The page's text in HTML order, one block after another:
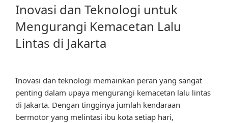
Inovasi dan Teknologi untuk
Mengurangi Kemacetan Lalu
Lintas di Jakarta
Inovasi dan teknologi memainkan peran yang sangat
penting dalam upaya mengurangi kemacetan lalu lintas
di Jakarta. Dengan tingginya jumlah kendaraan
bermotor yang melintasi ibu kota setiap hari,